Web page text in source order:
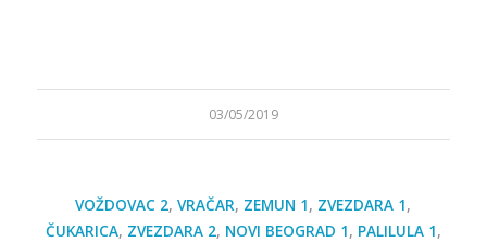
03/05/2019
VOŽDOVAC 2,VRAČAR, ZEMUN 1, ZVEZDARA 1,
ČUKARICA, ZVEZDARA 2, NOVI BEOGRAD 1, PALILULA 1,